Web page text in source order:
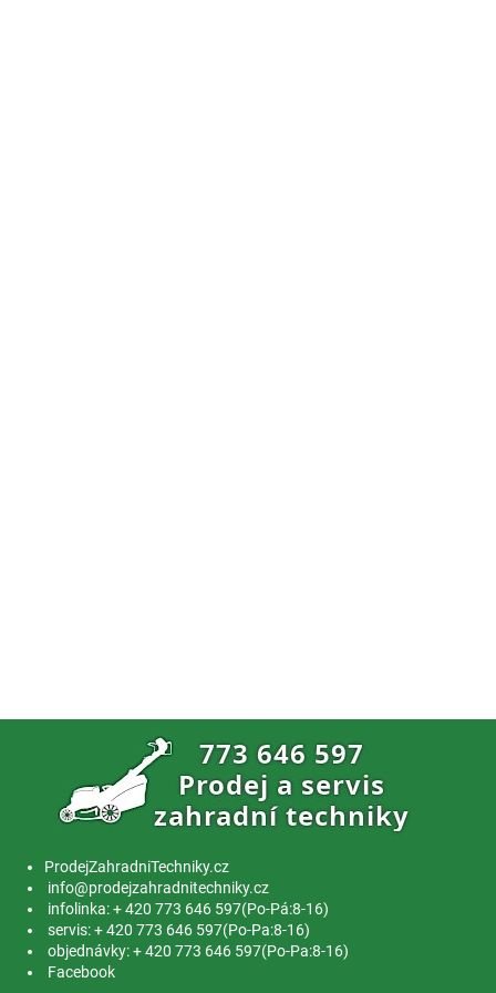
ProdejZahradniTechniky.cz
info@prodejzahradnitechniky.cz
infolinka: + 420 773 646 597(Po-Pá:8-16)
servis: + 420 773 646 597(Po-Pa:8-16)
objednávky: + 420 773 646 597(Po-Pa:8-16)
Facebook